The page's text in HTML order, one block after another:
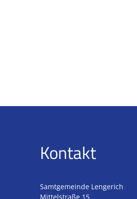
Kontakt
Samtgemeinde Lengerich
Mittelstraße 15